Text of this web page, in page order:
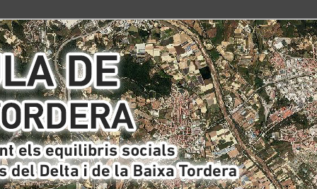
ecològics del Delta i de la Baixa Tordera